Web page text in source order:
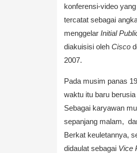
konferensi-video
tercatat sebagai
menggelar Initial
diakuisisi oleh Cisco
2007.
Pada musim panas
waktu itu baru
Sebagai karyawan
sepanjang malam,
Berkat keuletannya,
didaulat sebagai Vice